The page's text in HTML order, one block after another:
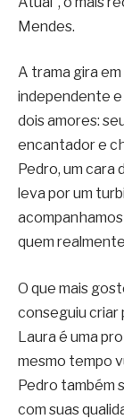
Mendes.
A trama gira
independente
dois amores:
encantador e
Pedro, um
leva por um
quem
O que mais
conseguiu criar
Laura é uma
mesmo tempo
Pedro também
com suas